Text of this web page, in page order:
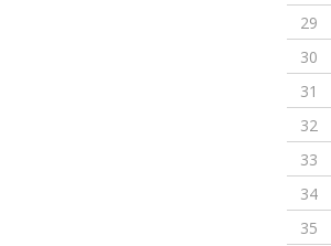
29
30
31
32
33
34
35